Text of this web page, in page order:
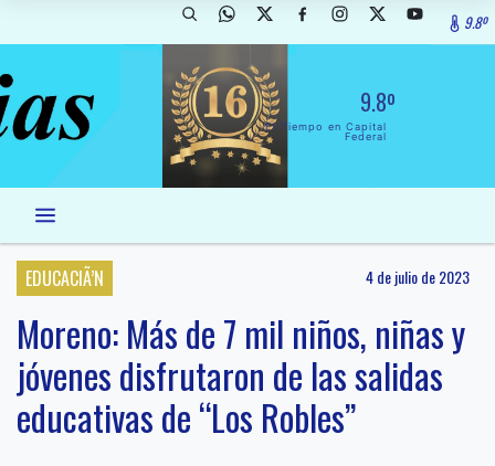
9.8º
9.8º
El Tiempo en Capital
Federal
EDUCACIÃ’N 4 de julio de 2023
Moreno: Más de 7 mil niños, niñas y
jóvenes disfrutaron de las salidas
educativas de “Los Robles”